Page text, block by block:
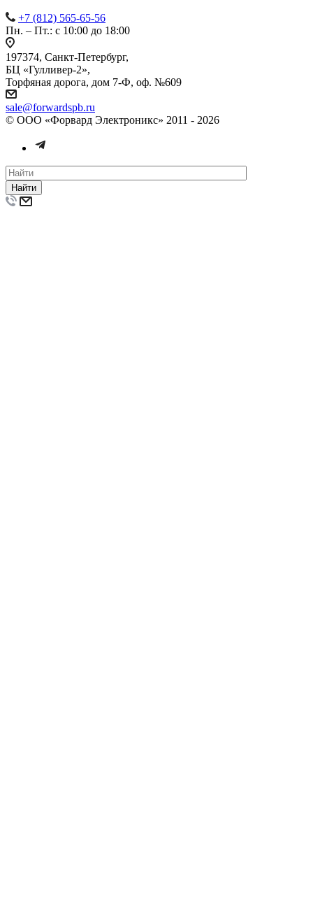
+7 (812) 565-65-56
Пн. – Пт.: с 10:00 до 18:00
197374, Санкт-Петербург,
БЦ «Гулливер-2»,
Торфяная дорога, дом 7-Ф, оф. №609
sale@forwardspb.ru
© ООО «Форвард Электроникс» 2011 - 2026
Найти